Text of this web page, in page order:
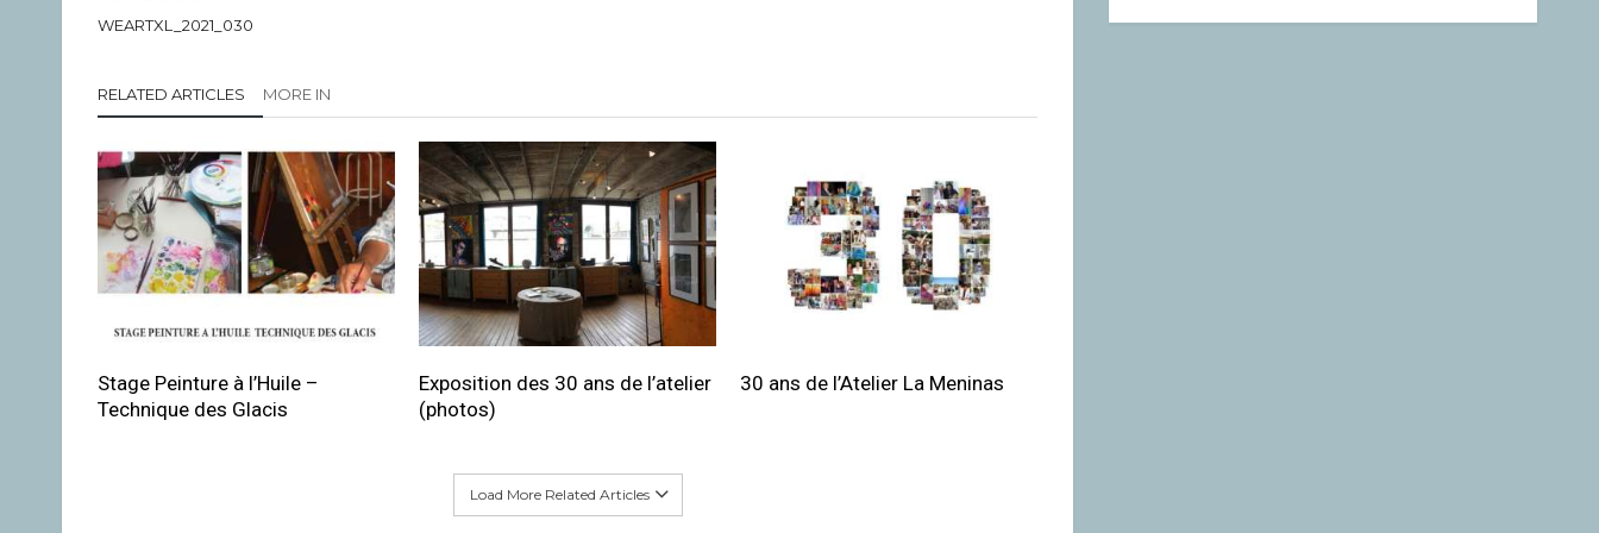
WEARTXL_2021_030
RELATED ARTICLES MORE IN
Stage Peinture à l’Huile –
Technique des Glacis
Exposition des 30 ans de l’atelier
(photos)
30 ans de l’Atelier La Meninas
Load More Related Articles